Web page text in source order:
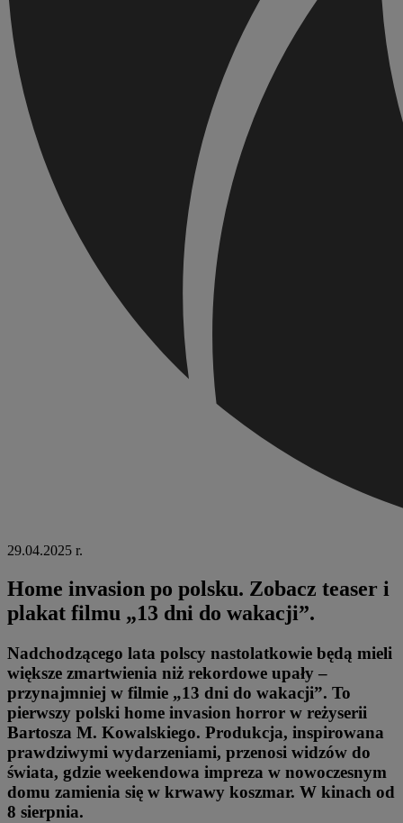
29.04.2025 r.
Home invasion po polsku. Zobacz teaser i
plakat filmu „13 dni do wakacji”.
Nadchodzącego lata polscy nastolatkowie będą mieli
większe zmartwienia niż rekordowe upały –
przynajmniej w filmie „13 dni do wakacji”. To
pierwszy polski home invasion horror w reżyserii
Bartosza M. Kowalskiego. Produkcja, inspirowana
prawdziwymi wydarzeniami, przenosi widzów do
świata, gdzie weekendowa impreza w nowoczesnym
domu zamienia się w krwawy koszmar. W kinach od
8 sierpnia.